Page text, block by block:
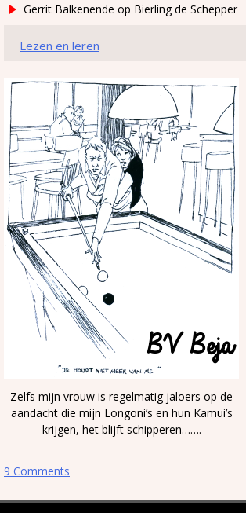
Gerrit Balkenende op Bierling de Schepper
Lezen en leren
Zelfs mijn vrouw is regelmatig jaloers op de
aandacht die mijn Longoni’s en hun Kamui’s
krijgen, het blijft schipperen…….
9 Comments